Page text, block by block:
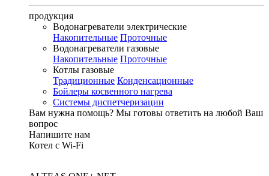
продукция
Водонагреватели электрические
Накопительные Проточные
Водонагреватели газовые
Накопительные Проточные
Котлы газовые
Традиционные Конденсационные
Бойлеры косвенного нагрева
Системы диспетчеризации
Вам нужна помощь? Мы готовы ответить на любой Ваш
вопрос
Напишите нам
Котел с Wi-Fi